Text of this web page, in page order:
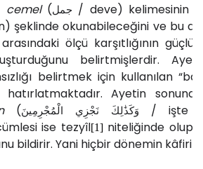
cemel(جمل/ deve) kelimesinin
şeklinde okunabileceğini ve bu
ölçü karşıtlığının
belirtmişlerdir.
belirtmek için kullanılan
hatırlatmaktadır. Ayetin
(وَكَذَٰلِكَ نَجْزِي الْمُجْرِمِينَ
/ işte
ise tezyîl[1]niteliğinde olup
bildirir. Yani hiçbir dönemin kâfiri